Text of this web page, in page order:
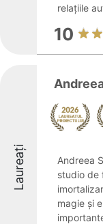
relațiile
10
Laureați
Andreea
studio de
magie și